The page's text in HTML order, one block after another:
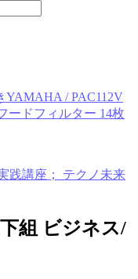
/ PAC112V
ードフィルター 14枚
践講座； テクノ未来
組 ビジネス/